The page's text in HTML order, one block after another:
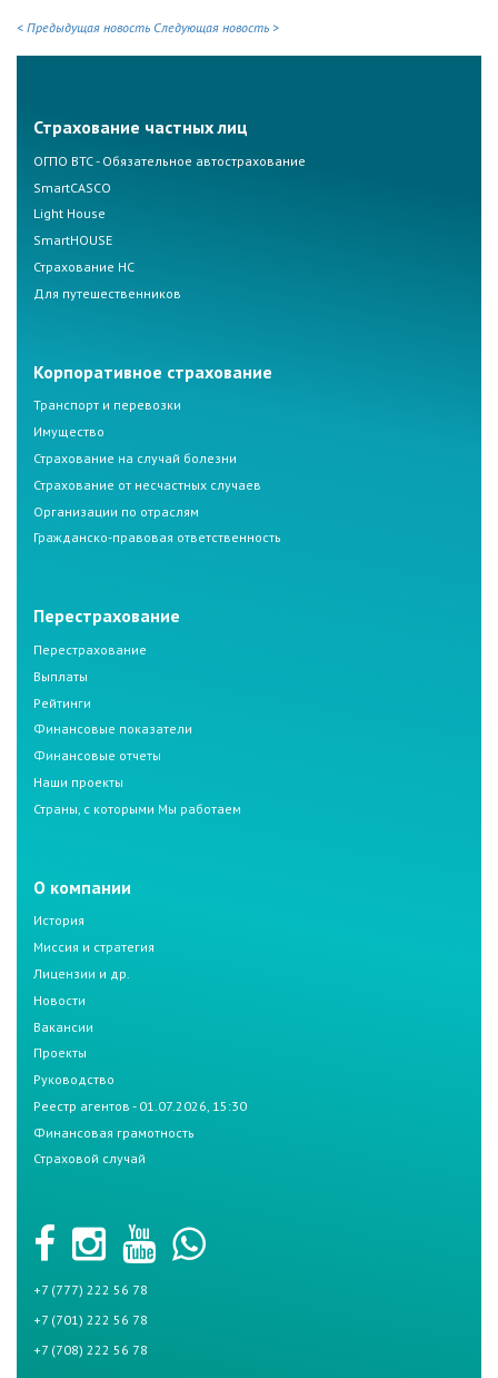
< Предыдущая новость Следующая новость >
Страхование частных лиц
ОГПО ВТС - Обязательное автострахование
SmartCASCO
Light House
SmartHOUSE
Страхование НС
Для путешественников
Корпоративное страхование
Транспорт и перевозки
Имущество
Страхование на случай болезни
Страхование от несчастных случаев
Организации по отраслям
Гражданско-правовая ответственность
Перестрахование
Перестрахование
Выплаты
Рейтинги
Финансовые показатели
Финансовые отчеты
Наши проекты
Страны, с которыми Мы работаем
О компании
История
Миссия и стратегия
Лицензии и др.
Новости
Вакансии
Проекты
Руководство
Реестр агентов - 01.07.2026, 15:30
Финансовая грамотность
Страховой случай
+7 (777) 222 56 78
+7 (701) 222 56 78
+7 (708) 222 56 78